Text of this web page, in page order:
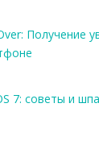
Получение
7: советы и